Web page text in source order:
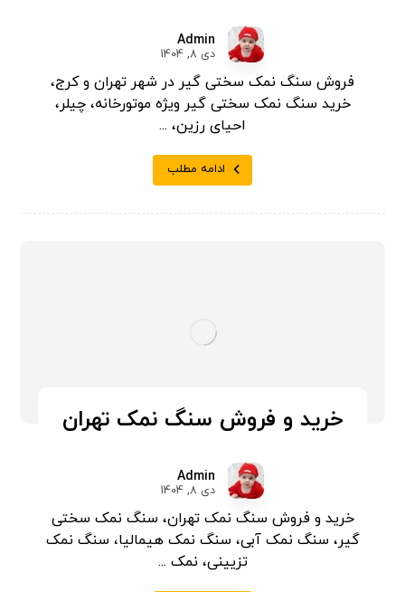
Admin
دی 8, 1404
فروش سنگ نمک سختی گیر در شهر تهران و کرج،
خرید سنگ نمک سختی گیر ویژه موتورخانه، چیلر،
احیای رزین، ...
ادامه مطلب
خرید و فروش سنگ نمک تهران
Admin
دی 8, 1404
خرید و فروش سنگ نمک تهران، سنگ نمک سختی
گیر، سنگ نمک آبی، سنگ نمک هیمالیا، سنگ نمک
تزیینی، نمک ...